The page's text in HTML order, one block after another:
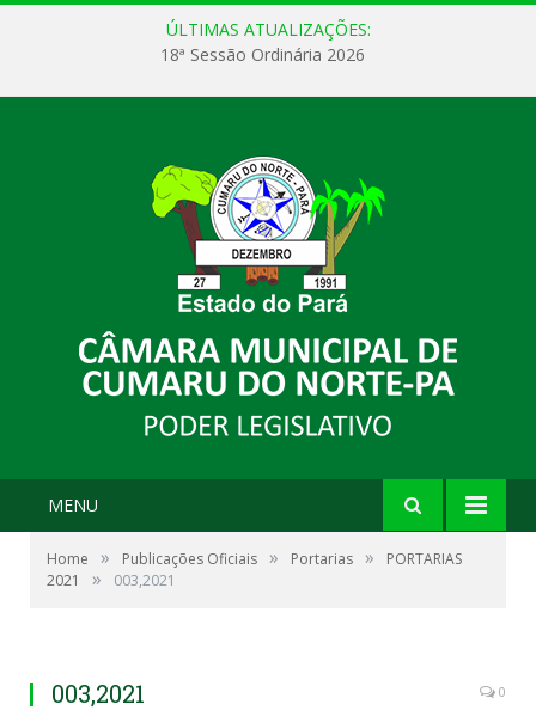
ÚLTIMAS ATUALIZAÇÕES:
18ª Sessão Ordinária 2026
MENU
Home » Publicações Oficiais » Portarias »
PORTARIAS
2021
» 003,2021
003,2021 0